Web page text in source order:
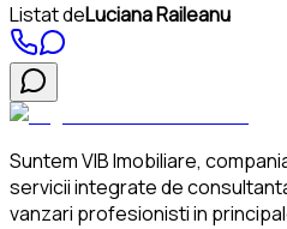
Listat deLuciana Raileanu
Suntem VIB Imobiliare,
servicii integrate de
vanzari profesionisti in